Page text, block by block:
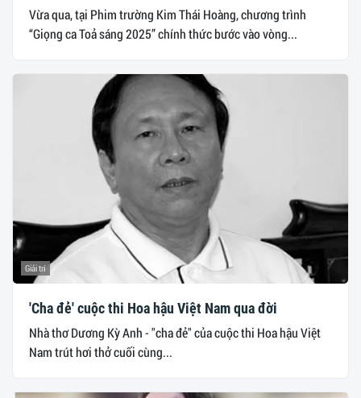
Vừa qua, tại Phim trường Kim Thái Hoàng, chương trình
“Giọng ca Toả sáng 2025” chính thức bước vào vòng...
Giải trí
'Cha đẻ' cuộc thi Hoa hậu Việt Nam qua đời
Nhà thơ Dương Kỳ Anh - "cha đẻ" của cuộc thi Hoa hậu Việt
Nam trút hơi thở cuối cùng...